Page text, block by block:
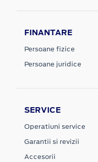
FINANTARE
Persoane fizice
Persoane juridice
SERVICE
Operatiuni service
Garantii si revizii
Accesorii